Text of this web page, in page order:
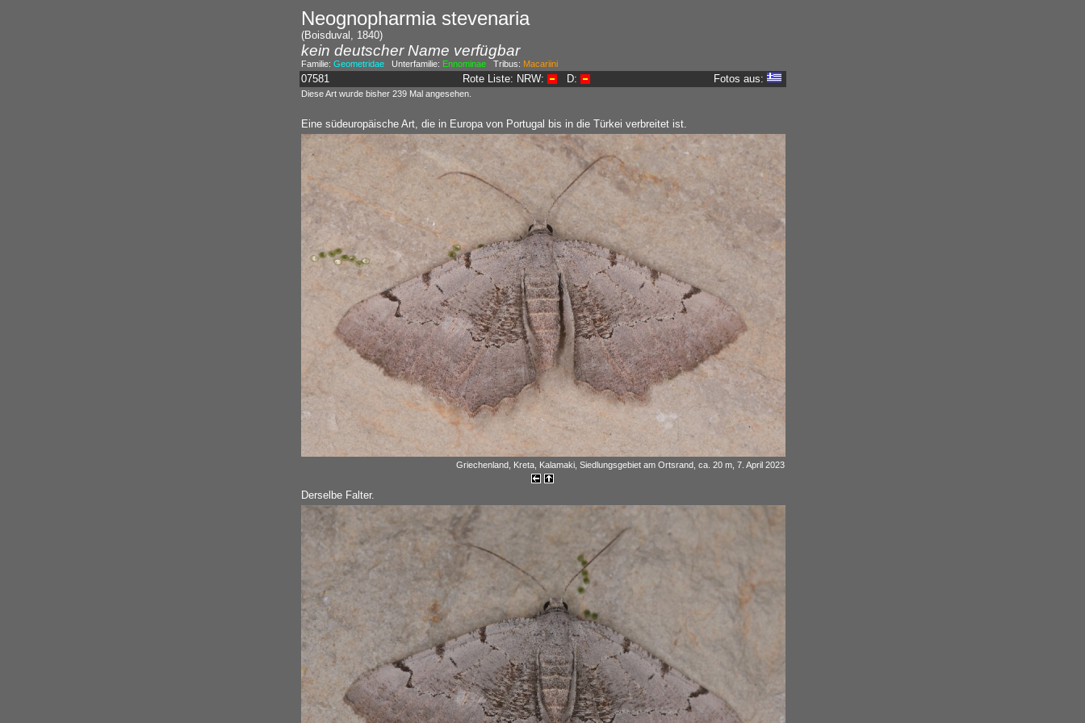
Neognopharmia stevenaria
(Boisduval, 1840)
kein deutscher Name verfügbar
Familie: GeometridaeUnterfamilie: EnnominaeTribus: Macariini
07581 Rote Liste: NRW: D: Fotos aus:
Diese Art wurde bisher 239 Mal angesehen.
Eine südeuropäische Art, die in Europa von Portugal bis in die Türkei verbreitet ist.
Griechenland, Kreta, Kalamaki, Siedlungsgebiet am Ortsrand, ca. 20 m, 7. April 2023
Derselbe Falter.